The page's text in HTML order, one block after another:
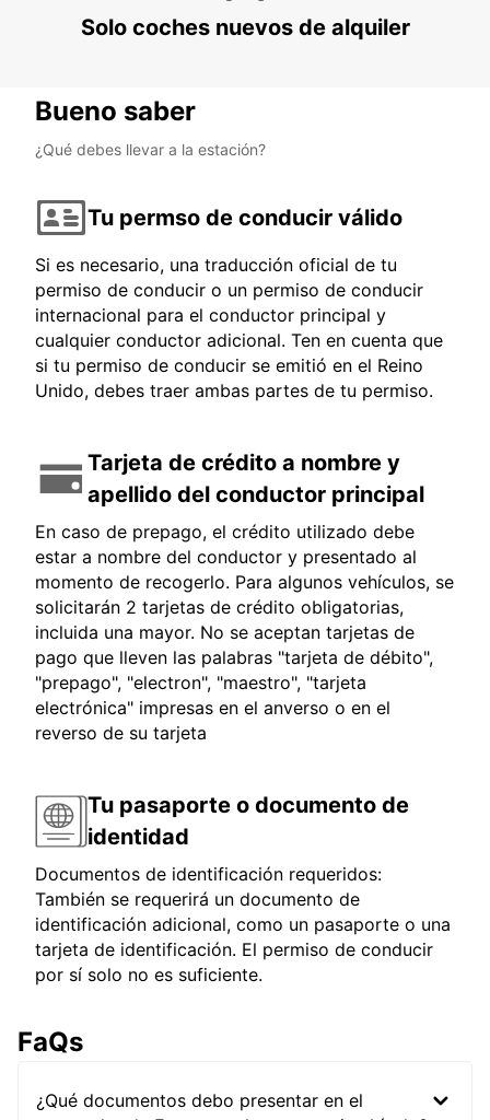
Solo coches nuevos de alquiler
Bueno saber
¿Qué debes llevar a la estación?
Tu permso de conducir válido
Si es necesario, una traducción oficial de tu
permiso de conducir o un permiso de conducir
internacional para el conductor principal y
cualquier conductor adicional. Ten en cuenta que
si tu permiso de conducir se emitió en el Reino
Unido, debes traer ambas partes de tu permiso.
Tarjeta de crédito a nombre y
apellido del conductor principal
En caso de prepago, el crédito utilizado debe
estar a nombre del conductor y presentado al
momento de recogerlo. Para algunos vehículos, se
solicitarán 2 tarjetas de crédito obligatorias,
incluida una mayor. No se aceptan tarjetas de
pago que lleven las palabras "tarjeta de débito",
"prepago", "electron", "maestro", "tarjeta
electrónica" impresas en el anverso o en el
reverso de su tarjeta
Tu pasaporte o documento de
identidad
Documentos de identificación requeridos:
También se requerirá un documento de
identificación adicional, como un pasaporte o una
tarjeta de identificación. El permiso de conducir
por sí solo no es suficiente.
FaQs
¿Qué documentos debo presentar en el